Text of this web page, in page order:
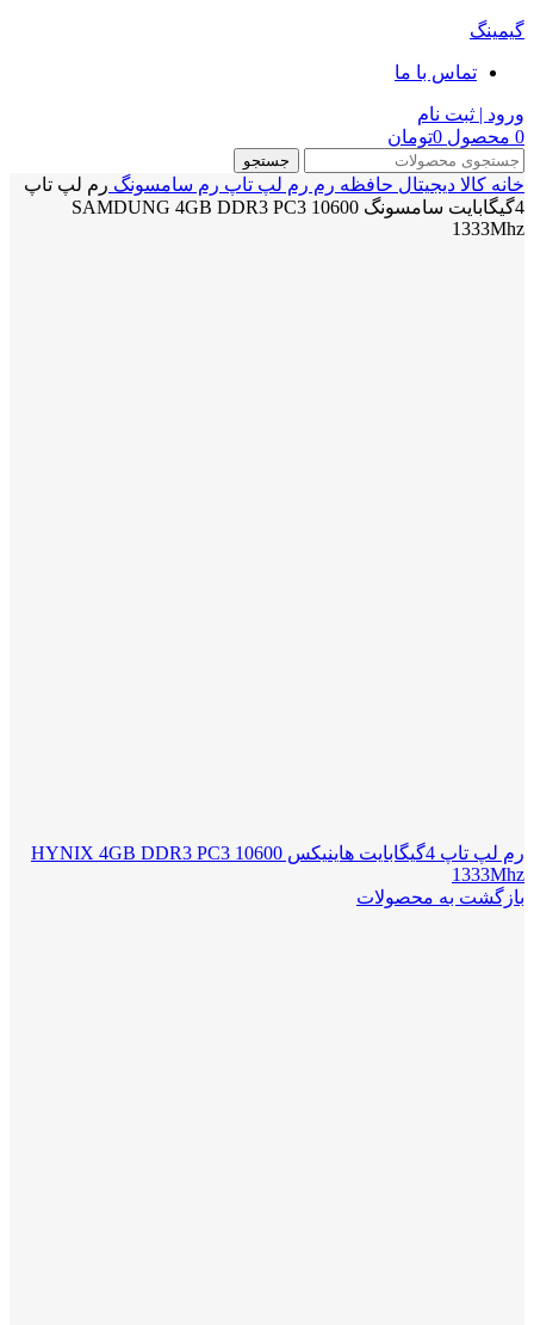
گیمینگ
تماس با ما
ورود | ثبت نام
0 محصول 0تومان
جستجو
خانه کالا دیجیتال حافظه رم رم لپ تاپ رم سامسونگ رم لپ تاپ
4گیگابایت سامسونگ SAMDUNG 4GB DDR3 PC3 10600
1333Mhz
رم لپ تاپ 4گیگابایت هاینیکس HYNIX 4GB DDR3 PC3 10600
1333Mhz
بازگشت به محصولات